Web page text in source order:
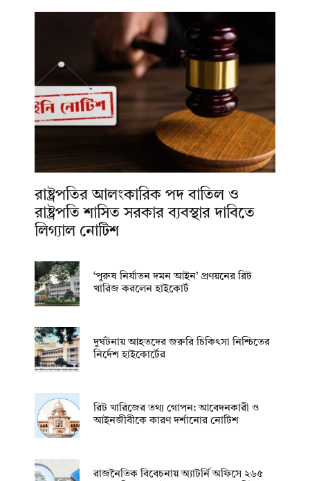
রাষ্ট্রপতির আলংকারিক পদ বাতিল ও
রাষ্ট্রপতি শাসিত সরকার ব্যবস্থার দাবিতে
লিগ্যাল নোটিশ
‘পুরুষ নির্যাতন দমন আইন’ প্রণয়নের রিট
খারিজ করলেন হাইকোর্ট
দুর্ঘটনায় আহতদের জরুরি চিকিৎসা নিশ্চিতের
নির্দেশ হাইকোর্টের
রিট খারিজের তথ্য গোপন: আবেদনকারী ও
আইনজীবীকে কারণ দর্শানোর নোটিশ
রাজনৈতিক বিবেচনায় অ‍্যাটর্নি অফিসে ২৬৫